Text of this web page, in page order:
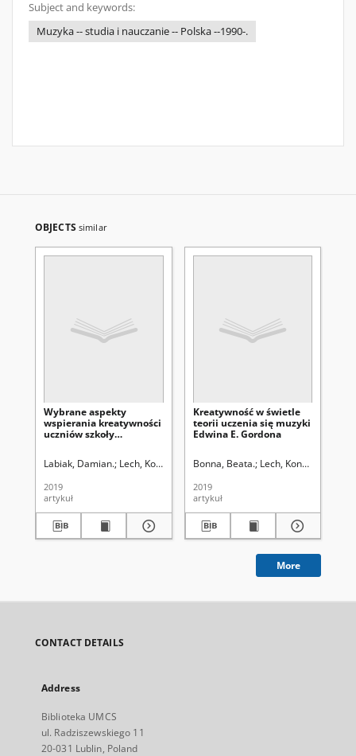
Subject and keywords:
Muzyka -- studia i nauczanie -- Polska --1990-.
OBJECTS similar
Wybrane aspekty
wspierania kreatywności
uczniów szkoły
nauczycieli)
Labiak, Damian. Lech, Konstanty (1899-1973). Red. Marczuk,
2019
artykuł
Kreatywność w świetle
teorii uczenia się muzyki
Edwina E. Gordona
Bonna, Beata. Lech, Konstanty
2019
artykuł
More
CONTACT DETAILS
Address
Biblioteka UMCS
ul. Radziszewskiego 11
20-031 Lublin, Poland